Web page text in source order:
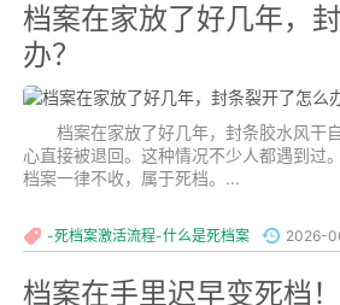
档案在家放了好几年，
办？
档案在家放了好几年，封条胶水风干
心直接被退回。这种情况不少人都遇到过
档案一律不收，属于死档。...
-死档案激活流程-什么是死档案 2026-
档案在手里迟早变死档